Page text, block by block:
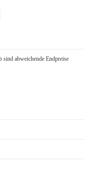
abweichende Endpreise